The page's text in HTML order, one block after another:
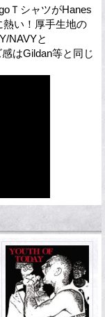
ＴシャツがHanes
熱い！厚手生地の
NAVYと
はGildan等と同じ